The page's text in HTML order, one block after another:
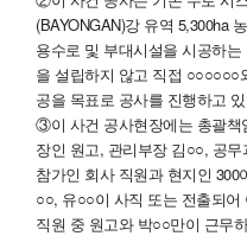
(BAYONGAN)강 유역 5,300ha
용수로 및 부대시설을 시공하
을 설립하지 않고 직접 ○○○○○○
공을 목표로 공사를 진행하고
③이 사건 공사현장에는 총괄책
장인 원고, 관리부장 김○○, 공
참가인 회사 직원과 현지인
○○, 유○○이 사직 또는 전출되
직원 중 원고와 박○○만이 근무